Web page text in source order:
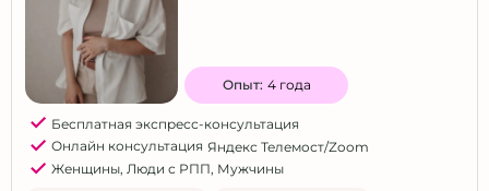
Опыт: 4 года
Бесплатная экспресс-консультация
Онлайн консультация Яндекс Телемост/Zoom
Женщины, Люди с РПП, Мужчины